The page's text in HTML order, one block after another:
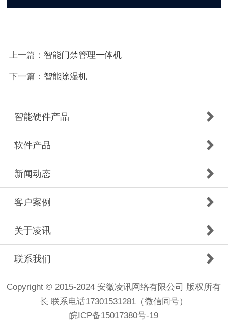
上一篇： 智能门禁管理一体机
下一篇： 智能除湿机
智能硬件产品
软件产品
新闻动态
客户案例
关于凌讯
联系我们
Copyright © 2015-2024 安徽凌讯网络有限公司 版权所有
长 联系电话17301531281（微信同号）
皖ICP备15017380号-19